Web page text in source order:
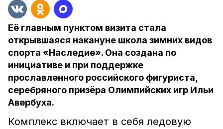
Её главным пунктом визита стала
открывшаяся накануне школа зимних видов
спорта «Наследие». Она создана по
инициативе и при поддержке
прославленного российского фигуриста,
серебряного призёра Олимпийских игр Ильи
Авербуха.
Комплекс включает в себя ледовую